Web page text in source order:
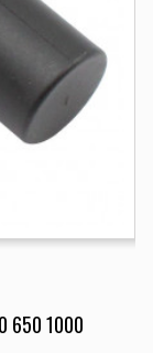
650 1000